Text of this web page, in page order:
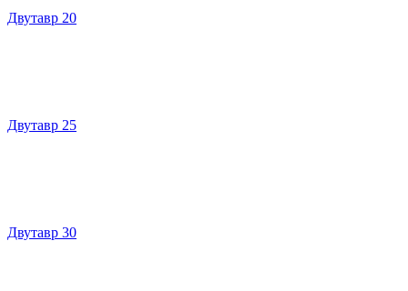
Двутавр 20
Двутавр 25
Двутавр 30